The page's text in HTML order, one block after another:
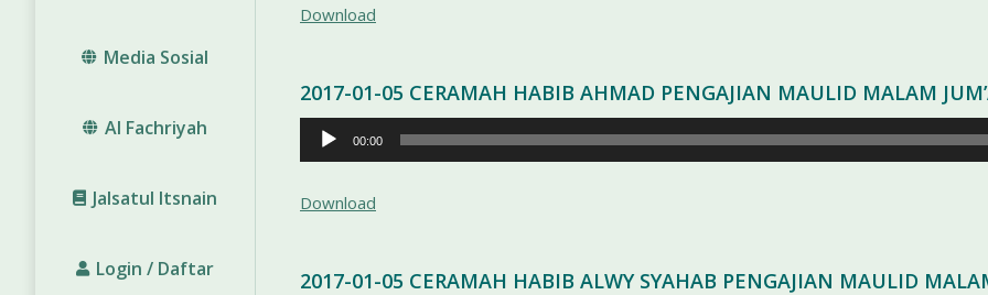
Media Sosial
Al Fachriyah
Jalsatul Itsnain
Login / Daftar
Download
2017-01-05 CERAMAH HABIB AHMAD PENGAJIAN MAULID MALAM
Pemutar
Audio
00:00
Download
2017-01-05 CERAMAH HABIB ALWY SYAHAB PENGAJIAN MAULID